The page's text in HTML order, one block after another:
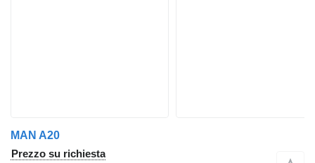
MAN A20
Prezzo su richiesta